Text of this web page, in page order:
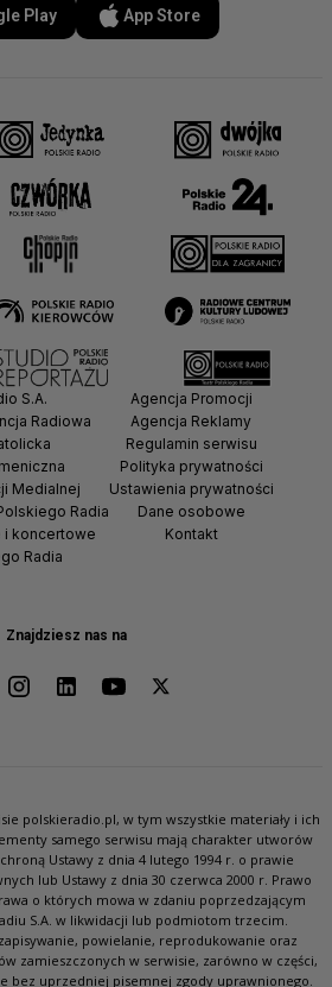
Play App Store
Znajdziesz nas na
S.A.
Radiowa
Medialnej
Radia
i koncertowe
Radia
Agencja Promocji
Agencja Reklamy
Regulamin serwisu
Polityka prywatności
Ustawienia prywatności
Dane osobowe
Kontakt
polskieradio.pl, w tym wszystkie materiały i ich
samego serwisu mają charakter utworów
Ustawy z dnia 4 lutego 1994 r. o prawie
lub Ustawy z dnia 30 czerwca 2000 r. Prawo
o których mowa w zdaniu poprzedzającym
S.A. w likwidacji lub podmiotom trzecim.
powielanie, reprodukowanie oraz
zamieszczonych w serwisie, zarówno w części,
bez uprzedniej pisemnej zgody uprawnionego.